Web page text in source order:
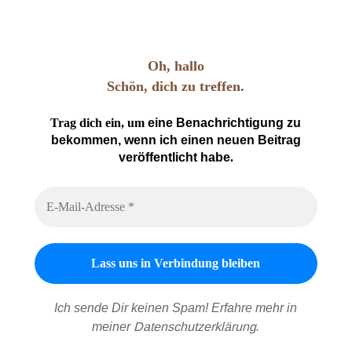
Oh, hallo
Schön, dich zu treffen.
Trag dich ein, umeine Benachrichtigung zu
bekommen, wenn ich einen neuen Beitrag
veröffentlicht habe.
Ich sende Dir keinen Spam! Erfahre mehr in
meiner Datenschutzerklärung.